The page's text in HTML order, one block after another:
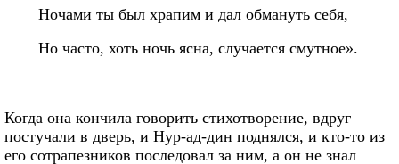
Ночами ты был храпим и дал обмануть себя,
Но часто, хоть ночь ясна, случается смутное».
Когда она кончила говорить стихотворение, вдруг
постучали в дверь, и Hyp-ад-дин поднялся, и кто-то из
его сотрапезников последовал за ним, а он не знал